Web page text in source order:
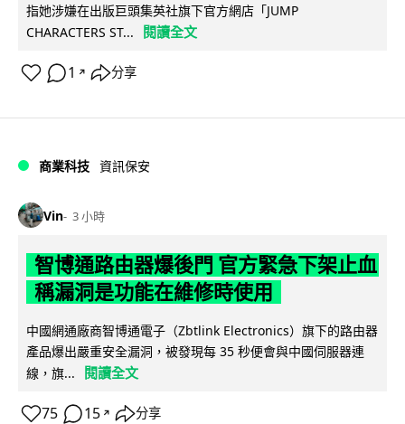
指她涉嫌在出版巨頭集英社旗下官方網店「JUMP
CHARACTERS ST...
閱讀全文
1 ↗ 分享
商業科技 資訊保安
Vin 3 小時
智博通路由器爆後門 官方緊急下架止血
稱漏洞是功能在維修時使用
中國網通廠商智博通電子（Zbtlink Electronics）旗下的路由器
產品爆出嚴重安全漏洞，被發現每 35 秒便會與中國伺服器連
線，旗...
閱讀全文
75 15 ↗ 分享